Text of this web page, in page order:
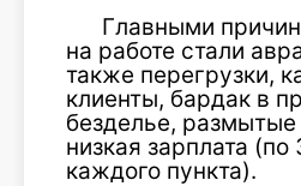
Главными
на работе стали
также перегрузки,
клиенты, бардак в
безделье, размытые
низкая зарплата (по
каждого пункта).